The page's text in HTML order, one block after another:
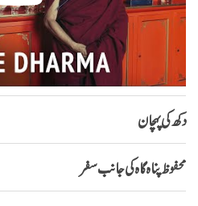
دکھ کی پہچان
محفوظ پناہ گاہ کی جانب سفر